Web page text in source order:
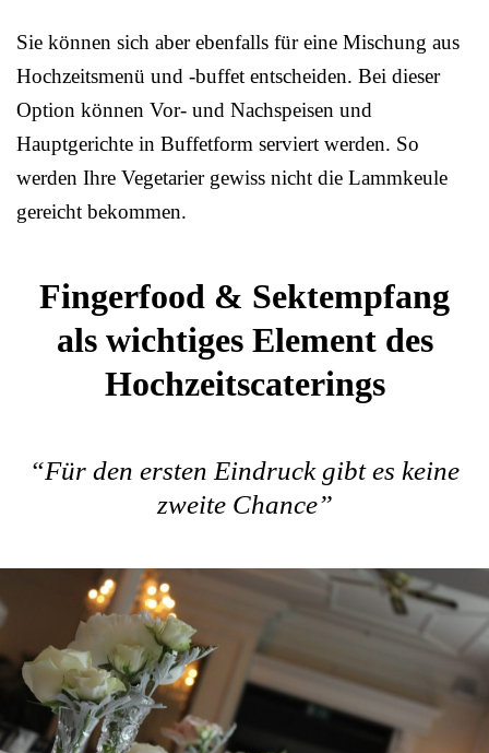
Sie können sich aber ebenfalls für eine Mischung aus
Hochzeitsmenü und -buffet entscheiden. Bei dieser
Option können Vor- und Nachspeisen und
Hauptgerichte in Buffetform serviert werden. So
werden Ihre Vegetarier gewiss nicht die Lammkeule
gereicht bekommen.
Fingerfood & Sektempfang
als wichtiges Element des
Hochzeitscaterings
“Für den ersten Eindruck gibt es keine
zweite Chance”